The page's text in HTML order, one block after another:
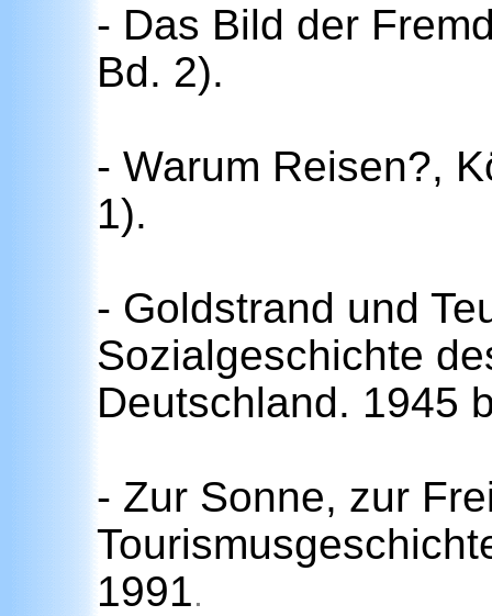
- Das Bild der
Bd. 2).
- Warum Reisen?,
1).
- Goldstrand und
Sozialgeschichte
Deutschland. 1945
- Zur Sonne, zur
1991.